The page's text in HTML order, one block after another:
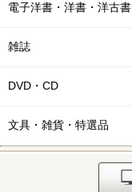
電子洋書・洋書・洋古書
雑誌
DVD・CD
文具・雑貨・特選品